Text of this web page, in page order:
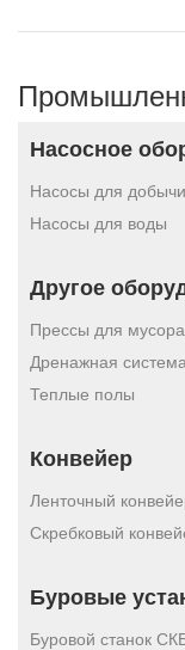
Насосное
Насосы для
Насосы для воды
Другое
Прессы для мусора
Дренажная
Теплые полы
Конвейер
Ленточный
Скребковый
Буровые
Буровой станок